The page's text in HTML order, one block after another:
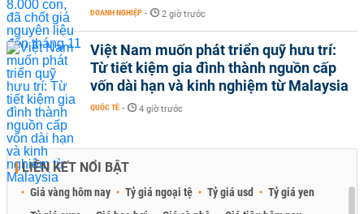
DOANH NGHIỆP - 2 giờ trước
Việt Nam muốn phát triển quỹ hưu trí:
Từ tiết kiệm gia đình thành nguồn cấp
vốn dài hạn và kinh nghiệm từ Malaysia
QUỐC TẾ - 4 giờ trước
LIÊN KẾT NỔI BẬT
Giá vàng hôm nay Tỷ giá ngoại tệ Tỷ giá usd
Tỷ giá yen